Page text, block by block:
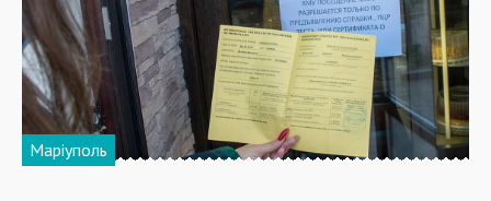
Маріуполь